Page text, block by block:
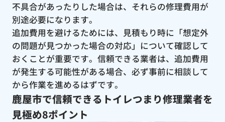
不具合があったりした場合は、それらの修理費用が
別途必要になります。
追加費用を避けるためには、見積もり時に「想定外
の問題が見つかった場合の対応」について確認して
おくことが重要です。信頼できる業者は、追加費用
が発生する可能性がある場合、必ず事前に相談して
から作業を進めるはずです。
鹿屋市で信頼できるトイレつまり修理業者を
見極め8ポイント